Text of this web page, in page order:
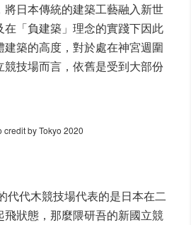
日本傳統的建築工藝融入新世
「負建築」理念的實踐下因此
築的高度，對於處在神宮週圍
技場而言，依舊是受到大部份
credit by Tokyo 2020
代代木競技場代表的是日本在二
狀態，那麼隈研吾的新國立競